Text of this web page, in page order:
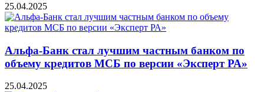
25.04.2025
Альфа-Банк стал лучшим частным банком по
объему кредитов МСБ по версии «Эксперт РА»
25.04.2025